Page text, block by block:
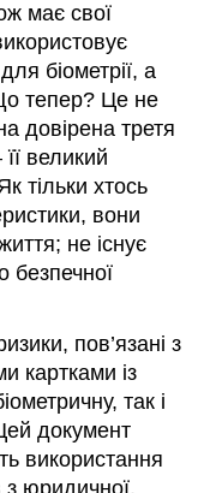
має свої
біометрії, а
тепер? Це не
довірена третя
великий
тільки хтось
вони
не існує
безпечної
пов’язані з
картками із
так і
документ
використання
з юридичної,